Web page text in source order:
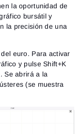
la oportunidad de
bursátil y
la precisión de una
euro. Para activar
y pulse Shift+K
Se abrirá a la
(se muestra
un
ATAS